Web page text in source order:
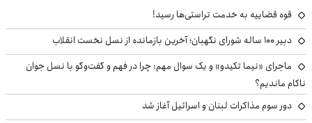
قوه قضاییه به خدمت تراستی‌ها رسید!
دبیر ۱۰۰ ساله شورای نگهبان؛ آخرین بازمانده از نسل نخست انقلاب
ماجرای «نیما تکیدو» و یک سوال مهم: چرا در فهم و گفت‌وگو با نسل جوان
ناکام ماندیم؟
دور سوم مذاکرات لبنان و اسرائیل آغاز شد